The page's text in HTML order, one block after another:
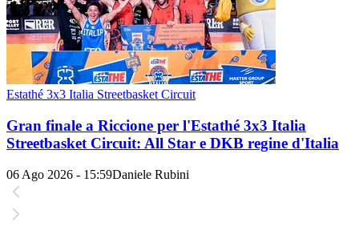
Estathé 3x3 Italia Streetbasket Circuit
Gran finale a Riccione per l'Estathé 3x3 Italia
Streetbasket Circuit: All Star e DKB regine d'Italia
06 Ago 2026 - 15:59Daniele Rubini